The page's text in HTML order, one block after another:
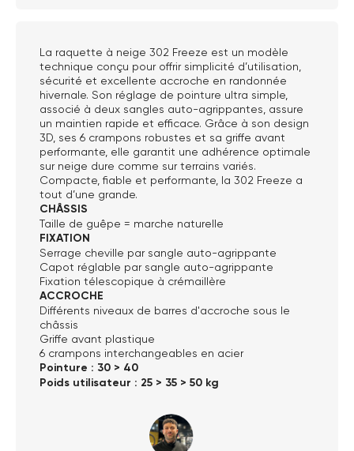
La raquette à neige 302 Freeze est un modèle
technique conçu pour offrir simplicité d’utilisation,
sécurité et excellente accroche en randonnée
hivernale. Son réglage de pointure ultra simple,
associé à deux sangles auto-agrippantes, assure
un maintien rapide et efficace. Grâce à son design
3D, ses 6 crampons robustes et sa griffe avant
performante, elle garantit une adhérence optimale
sur neige dure comme sur terrains variés.
Compacte, fiable et performante, la 302 Freeze a
tout d’une grande.
CHÂSSIS
Taille de guêpe = marche naturelle
FIXATION
Serrage cheville par sangle auto-agrippante
Capot réglable par sangle auto-agrippante
Fixation télescopique à crémaillère
ACCROCHE
Différents niveaux de barres d'accroche sous le
châssis
Griffe avant plastique
6 crampons interchangeables en acier
Pointure : 30 > 40
Poids utilisateur : 25 > 35 > 50 kg